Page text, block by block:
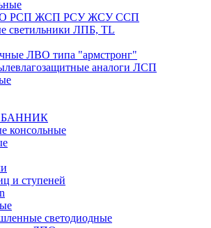
РСП ЖСП РСУ ЖСУ ССП
светильники ЛПБ, TL
ЛВО типа "армстронг"
аналоги ЛСП
БАННИК
консольные
и ступеней
светодиодные